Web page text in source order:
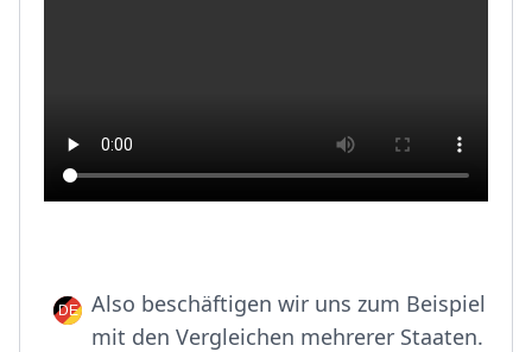
Also beschäftigen wir uns zum Beispiel
mit den Vergleichen mehrerer Staaten.